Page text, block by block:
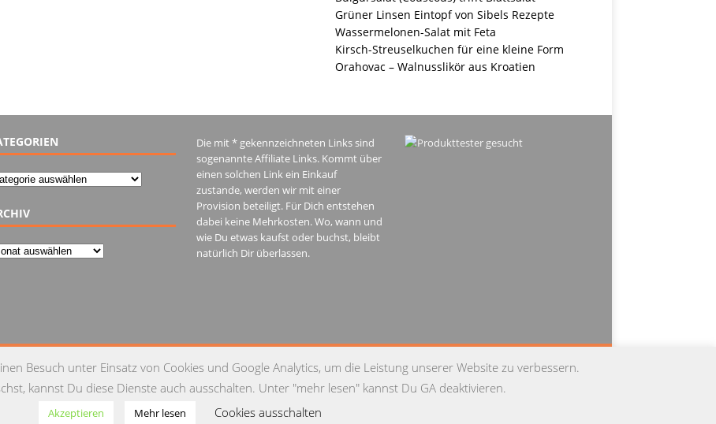
Grüner Linsen Eintopf von Sibels Rezepte
Wassermelonen-Salat mit Feta
Kirsch-Streuselkuchen für eine kleine Form
Orahovac – Walnusslikör aus Kroatien
Die mit * gekennzeichneten Links sind
sogenannte Affiliate Links. Kommt über
einen solchen Link ein Einkauf
zustande, werden wir mit einer
Provision beteiligt. Für Dich entstehen
dabei keine Mehrkosten. Wo, wann und
wie Du etwas kaufst oder buchst, bleibt
natürlich Dir überlassen.
IMPRESSUM DATENSCHUTZ
Besuch unter Einsatz von Cookies und Google Analytics, um die Leistung unserer Website zu verbessern.
kannst Du diese Dienste auch ausschalten. Unter "mehr lesen" kannst Du GA deaktivieren.
Akzeptieren Mehr lesen Cookies ausschalten